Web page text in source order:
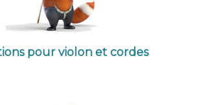
pour violon et cordes